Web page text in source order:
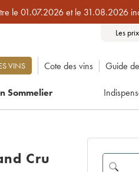
le 01.07.2026 et le 31.08.2026
Les
VINS Cote des vins Guide
Sommelier
Cru